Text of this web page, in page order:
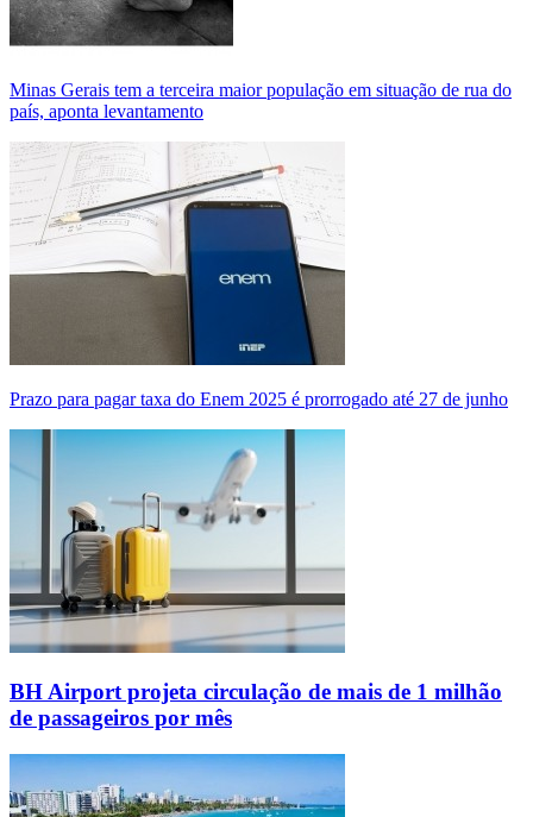
Minas Gerais tem a terceira maior população em situação de rua do
país, aponta levantamento
Prazo para pagar taxa do Enem 2025 é prorrogado até 27 de junho
BH Airport projeta circulação de mais de 1 milhão
de passageiros por mês